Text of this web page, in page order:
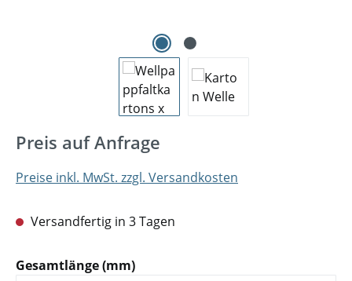
Preis auf Anfrage
Preise inkl. MwSt. zzgl. Versandkosten
Versandfertig in 3 Tagen
Gesamtlänge (mm)auswählen